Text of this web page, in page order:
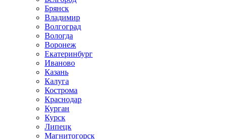
Брянск
Владимир
Волгоград
Вологда
Воронеж
Екатеринбург
Иваново
Казань
Калуга
Кострома
Краснодар
Курган
Курск
Липецк
Магнитогорск